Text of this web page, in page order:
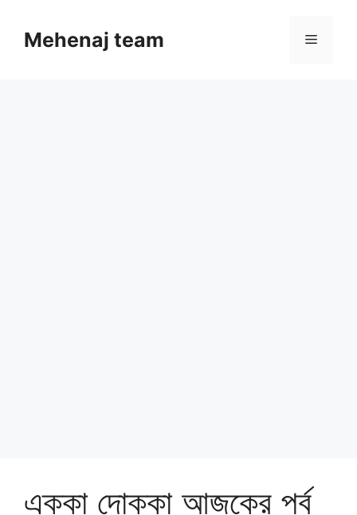
contentMehenaj team Menu
এক্কা দোক্কা আজকের পর্ব